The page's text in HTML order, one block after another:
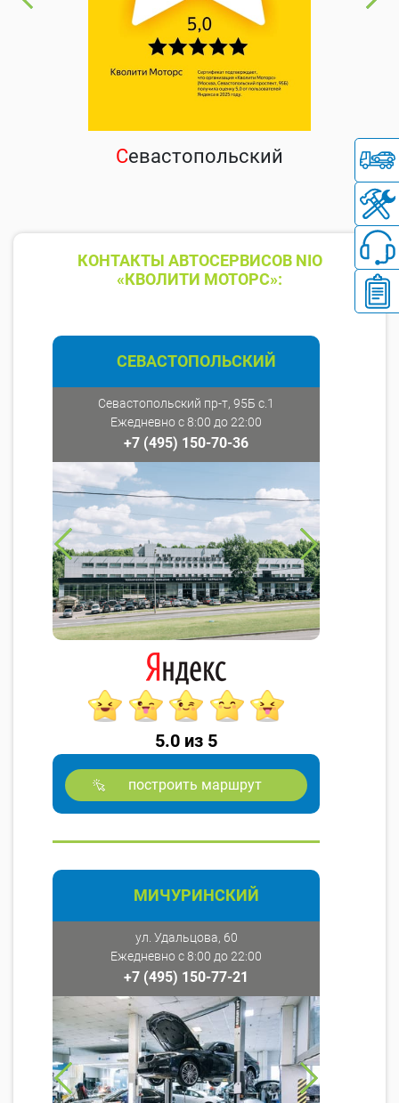
Севастопольский
КОНТАКТЫ АВТОСЕРВИСОВ NIO
«КВОЛИТИ МОТОРС»:
СЕВАСТОПОЛЬСКИЙ
Севастопольский пр-т, 95Б с.1
Ежедневно с 8:00 до 22:00
+7 (495) 150-70-36
5.0 из 5
построить маршрут
МИЧУРИНСКИЙ
ул. Удальцова, 60
Ежедневно с 8:00 до 22:00
+7 (495) 150-77-21